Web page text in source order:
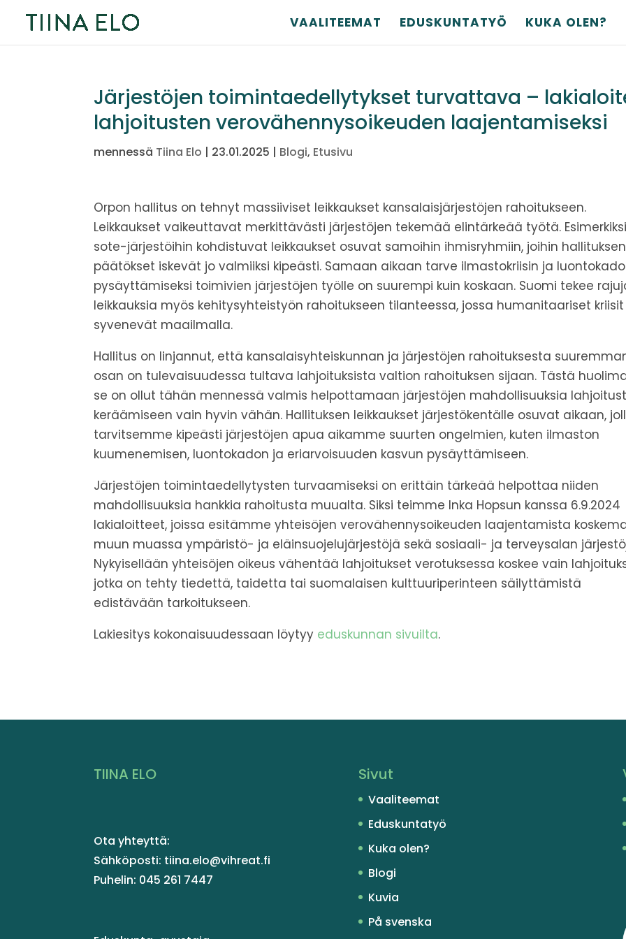
VAALITEEMAT EDUSKUNTATYÖ KUKA OLEN?
Järjestöjen toimintaedellytykset turvattava –
lahjoitusten verovähennysoikeuden laajentamiseksi
mennessä Tiina Elo | 23.01.2025 | Blogi, Etusivu
Orpon hallitus on tehnyt massiiviset leikkaukset kansalaisjärjestöjen rahoitukseen.
Leikkaukset vaikeuttavat merkittävästi järjestöjen tekemää elintärkeää työtä. Esimerkiksi
sote-järjestöihin kohdistuvat leikkaukset osuvat samoihin ihmisryhmiin, joihin hallituksen
päätökset iskevät jo valmiiksi kipeästi. Samaan aikaan tarve ilmastokriisin ja
pysäyttämiseksi toimivien järjestöjen työlle on suurempi kuin koskaan. Suomi tekee
leikkauksia myös kehitysyhteistyön rahoitukseen tilanteessa, jossa humanitaariset kriisit
syvenevät maailmalla.
Hallitus on linjannut, että kansalaisyhteiskunnan ja järjestöjen rahoituksesta
osan on tulevaisuudessa tultava lahjoituksista valtion rahoituksen sijaan. Tästä
se on ollut tähän mennessä valmis helpottamaan järjestöjen mahdollisuuksia
keräämiseen vain hyvin vähän. Hallituksen leikkaukset järjestökentälle osuvat aikaan,
tarvitsemme kipeästi järjestöjen apua aikamme suurten ongelmien, kuten ilmaston
kuumenemisen, luontokadon ja eriarvoisuuden kasvun pysäyttämiseen.
Järjestöjen toimintaedellytysten turvaamiseksi on erittäin tärkeää helpottaa niiden
mahdollisuuksia hankkia rahoitusta muualta. Siksi teimme Inka Hopsun kanssa 6.9.2024
lakialoitteet, joissa esitämme yhteisöjen verovähennysoikeuden laajentamista
muun muassa ympäristö- ja eläinsuojelujärjestöjä sekä sosiaali- ja terveysalan
Nykyisellään yhteisöjen oikeus vähentää lahjoitukset verotuksessa koskee vain
jotka on tehty tiedettä, taidetta tai suomalaisen kulttuuriperinteen säilyttämistä
edistävään tarkoitukseen.
Lakiesitys kokonaisuudessaan löytyy eduskunnan sivuilta.
TIINA ELO
Ota yhteyttä:
Sähköposti: tiina.elo@vihreat.fi
Puhelin: 045 261 7447
Sivut
Vaaliteemat
Eduskuntatyö
Kuka olen?
Blogi
Kuvia
På svenska